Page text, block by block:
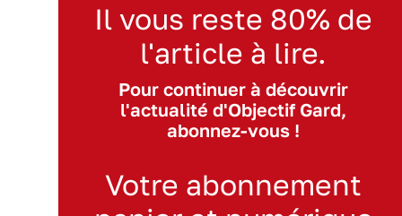
Il vous reste 80% de
l'article à lire.
Pour continuer à découvrir
l'actualité d'Objectif Gard,
abonnez-vous !
Votre abonnement